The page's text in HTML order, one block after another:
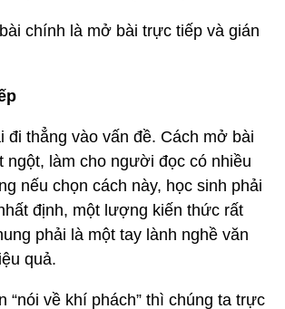
chính là mở bài trực tiếp và gián
đi thẳng vào vấn đề. Cách mở bài
ngột, làm cho người đọc có nhiều
nếu chọn cách này, học sinh phải
định, một lượng kiến thức rất
phải là một tay lành nghề văn
quả.
“nói về khí phách” thì chúng ta trực